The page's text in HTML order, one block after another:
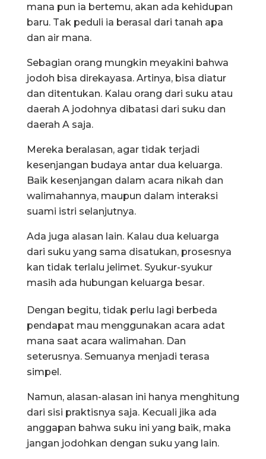
mana pun ia bertemu, akan ada kehidupan
baru. Tak peduli ia berasal dari tanah apa
dan air mana.
Sebagian orang mungkin meyakini bahwa
jodoh bisa direkayasa. Artinya, bisa diatur
dan ditentukan. Kalau orang dari suku atau
daerah A jodohnya dibatasi dari suku dan
daerah A saja.
Mereka beralasan, agar tidak terjadi
kesenjangan budaya antar dua keluarga.
Baik kesenjangan dalam acara nikah dan
walimahannya, maupun dalam interaksi
suami istri selanjutnya.
Ada juga alasan lain. Kalau dua keluarga
dari suku yang sama disatukan, prosesnya
kan tidak terlalu jelimet. Syukur-syukur
masih ada hubungan keluarga besar.
Dengan begitu, tidak perlu lagi berbeda
pendapat mau menggunakan acara adat
mana saat acara walimahan. Dan
seterusnya. Semuanya menjadi terasa
simpel.
Namun, alasan-alasan ini hanya menghitung
dari sisi praktisnya saja. Kecuali jika ada
anggapan bahwa suku ini yang baik, maka
jangan jodohkan dengan suku yang lain.